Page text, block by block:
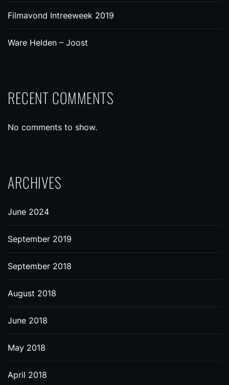
Filmavond Intreeweek 2019
Ware Helden – Joost
RECENT COMMENTS
No comments to show.
ARCHIVES
June 2024
September 2019
September 2018
August 2018
June 2018
May 2018
April 2018